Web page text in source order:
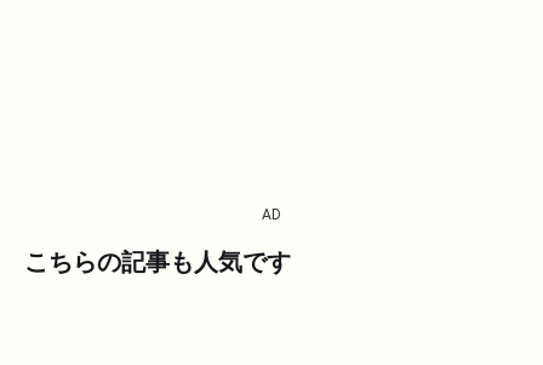
AD
こちらの記事も人気です